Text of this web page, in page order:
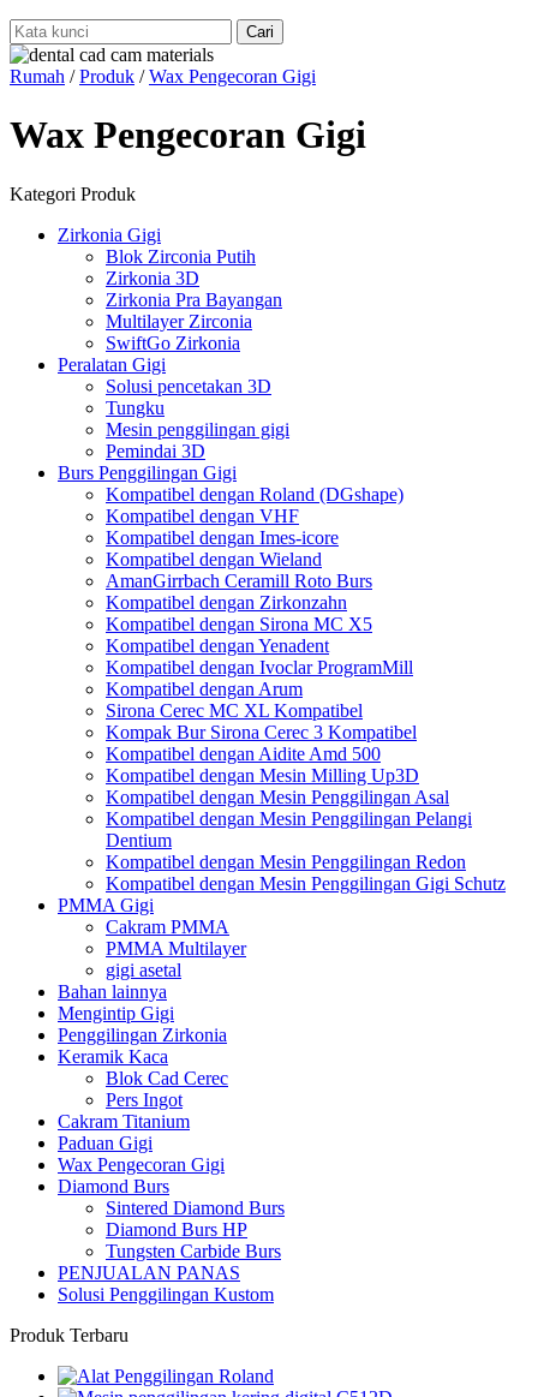
Rumah /Produk /Wax Pengecoran Gigi
Wax Pengecoran Gigi
Kategori Produk
Zirkonia Gigi
Blok Zirconia Putih
Zirkonia 3D
Zirkonia Pra Bayangan
Multilayer Zirconia
SwiftGo Zirkonia
Peralatan Gigi
Solusi pencetakan 3D
Tungku
Mesin penggilingan gigi
Pemindai 3D
Burs Penggilingan Gigi
Kompatibel dengan Roland (DGshape)
Kompatibel dengan VHF
Kompatibel dengan Imes-icore
Kompatibel dengan Wieland
AmanGirrbach Ceramill Roto Burs
Kompatibel dengan Zirkonzahn
Kompatibel dengan Sirona MC X5
Kompatibel dengan Yenadent
Kompatibel dengan Ivoclar ProgramMill
Kompatibel dengan Arum
Sirona Cerec MC XL Kompatibel
Kompak Bur Sirona Cerec 3 Kompatibel
Kompatibel dengan Aidite Amd 500
Kompatibel dengan Mesin Milling Up3D
Kompatibel dengan Mesin Penggilingan Asal
Kompatibel dengan Mesin Penggilingan Pelangi
Dentium
Kompatibel dengan Mesin Penggilingan Redon
Kompatibel dengan Mesin Penggilingan Gigi Schutz
PMMA Gigi
Cakram PMMA
PMMA Multilayer
gigi asetal
Bahan lainnya
Mengintip Gigi
Penggilingan Zirkonia
Keramik Kaca
Blok Cad Cerec
Pers Ingot
Cakram Titanium
Paduan Gigi
Wax Pengecoran Gigi
Diamond Burs
Sintered Diamond Burs
Diamond Burs HP
Tungsten Carbide Burs
PENJUALAN PANAS
Solusi Penggilingan Kustom
Produk Terbaru